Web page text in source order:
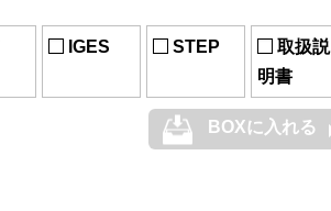
IGES STEP
取扱説
明書
BOXに入れる